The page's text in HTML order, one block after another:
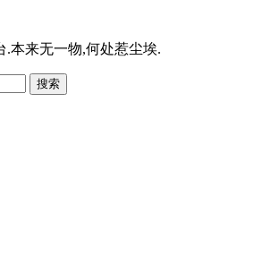
.本来无一物,何处惹尘埃.
搜索